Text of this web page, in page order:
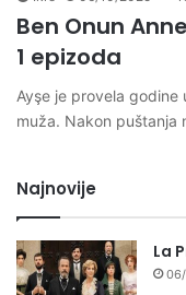
Ben Onun
1 epizoda
Ayşe je provela
muža. Nakon puštanja
Najnovije
La